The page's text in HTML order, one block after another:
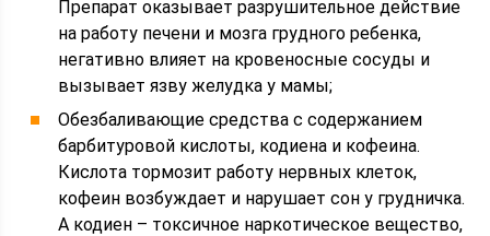
Препарат оказывает разрушительное действие
на работу печени и мозга грудного ребенка,
негативно влияет на кровеносные сосуды и
вызывает язву желудка у мамы;
Обезбаливающие средства с содержанием
барбитуровой кислоты, кодиена и кофеина.
Кислота тормозит работу нервных клеток,
кофеин возбуждает и нарушает сон у грудничка.
А кодиен – токсичное наркотическое вещество,